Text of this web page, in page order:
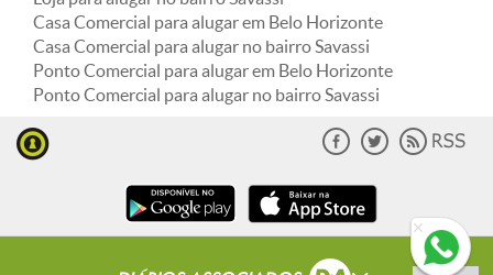
Casa Comercial para alugar em Belo Horizonte
Casa Comercial para alugar no bairro Savassi
Ponto Comercial para alugar em Belo Horizonte
Ponto Comercial para alugar no bairro Savassi